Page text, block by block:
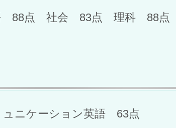
88点 社会 83点 理科 88点
ケーション英語 63点